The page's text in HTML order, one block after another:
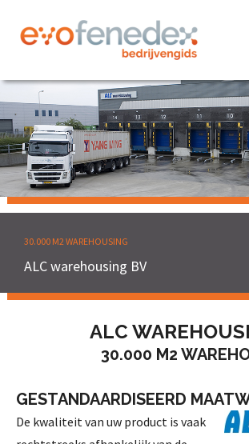
30.000 M2 WAREHOUSING
ALC warehousing BV
ALC
30.000 M2
GESTANDAARDISEERD
De kwaliteit van uw product is vaak